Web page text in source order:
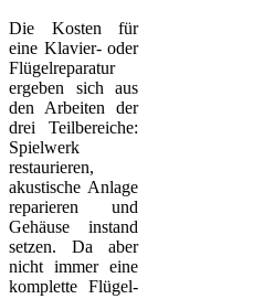
Die Kosten für
eine Klavier- oder
Flügelreparatur
ergeben sich aus
den Arbeiten der
drei Teilbereiche:
Spielwerk
restaurieren,
akustische Anlage
reparieren und
Gehäuse instand
setzen. Da aber
nicht immer eine
komplette Flügel-